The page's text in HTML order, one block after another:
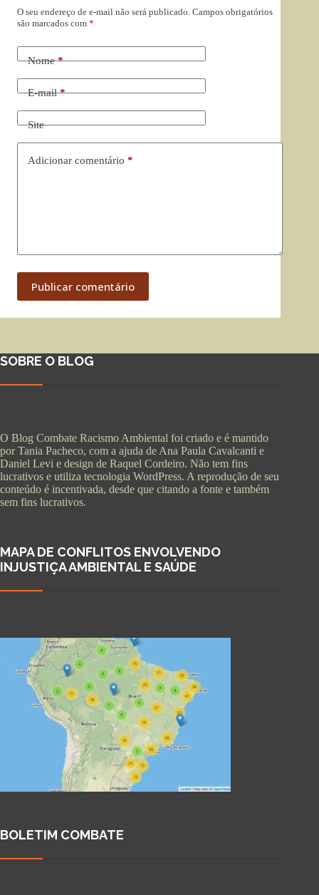
O seu endereço de e-mail não será publicado. Campos obrigatórios
são marcados com *
Nome*
E-mail*
Site
Adicionar comentário *
Publicar comentário
SOBRE O BLOG
O Blog Combate Racismo Ambiental foi criado e é mantido
por Tania Pacheco, com a ajuda de Ana Paula Cavalcanti e
Daniel Levi e design de Raquel Cordeiro. Não tem fins
lucrativos e utiliza tecnologia WordPress. A reprodução de seu
conteúdo é incentivada, desde que citando a fonte e também
sem fins lucrativos.
MAPA DE CONFLITOS ENVOLVENDO
INJUSTIÇA AMBIENTAL E SAÚDE
BOLETIM COMBATE